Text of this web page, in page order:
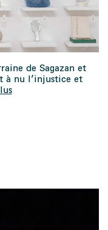
de Sagazan et
à nu l’injustice et